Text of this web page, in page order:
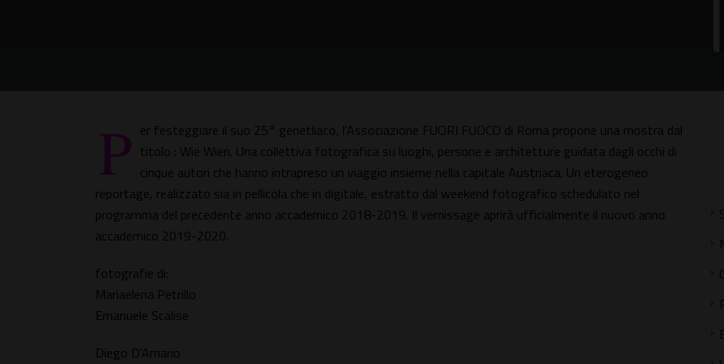
P er festeggiare il suo 25° genetliaco, l'Associazione FUORI FUOCO di Roma propone una mostra dal
titolo : Wie Wien. Una collettiva fotografica su luoghi, persone e architetture guidata dagli occhi di
cinque autori che hanno intrapreso un viaggio insieme nella capitale Austriaca. Un eterogeneo
reportage, realizzato sia in pellicola che in digitale, estratto dal weekend fotografico schedulato nel
programma del precedente anno accademico 2018-2019. Il vernissage aprirà ufficialmente il nuovo anno
accademico 2019-2020.
fotografie di:
Mariaelena Petrillo
Emanuele Scalise
Diego D'Amario